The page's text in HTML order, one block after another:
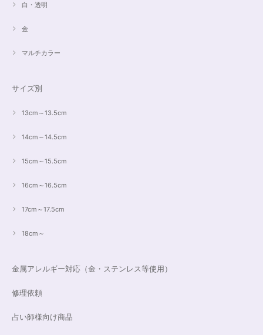
白・透明
金
マルチカラー
サイズ別
13cm～13.5cm
14cm～14.5cm
15cm～15.5cm
16cm～16.5cm
17cm～17.5cm
18cm～
金属アレルギー対応（金・ステンレス等使用）
修理依頼
占い師様向け商品